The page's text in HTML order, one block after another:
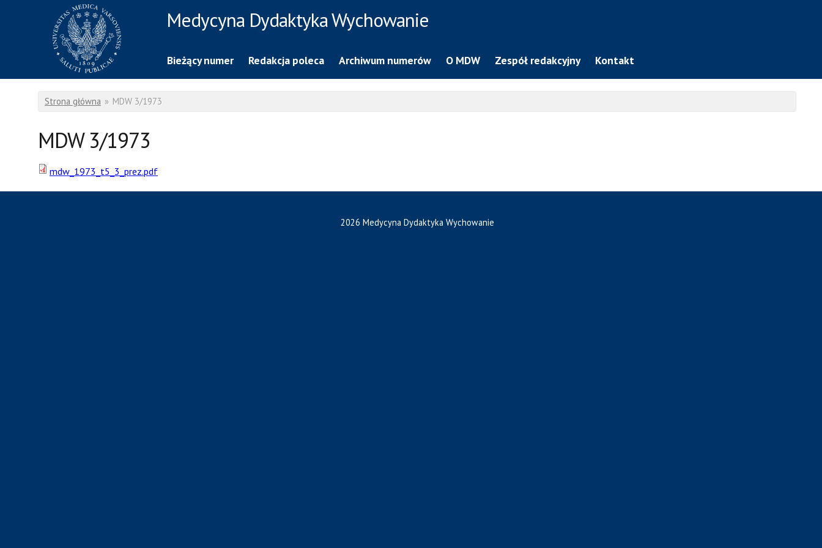
Przejdź do treści Medycyna Dydaktyka Wychowanie
Rzecznik Prasowy
Warszawskiego Uniwersytetu Medycznego
Bieżący numer Redakcja poleca Archiwum numerów O MDW Zespół redakcyjny Kontakt
Jesteś tutaj
Strona główna » MDW 3/1973
MDW 3/1973
mdw_1973_t5_3_prez.pdf
2026 Medycyna Dydaktyka Wychowanie